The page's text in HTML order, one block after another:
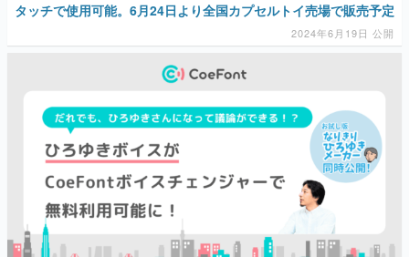
タッチで使用可能。6月24日より全国カプセルトイ売場で販売予定
2024年6月19日 公開